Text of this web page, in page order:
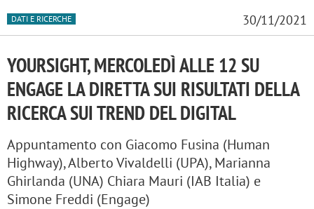
DATI E RICERCHE 30/11/2021
YOURSIGHT, MERCOLEDÌ ALLE 12 SU
ENGAGE LA DIRETTA SUI RISULTATI DELLA
RICERCA SUI TREND DEL DIGITAL
Appuntamento con Giacomo Fusina (Human
Highway), Alberto Vivaldelli (UPA), Marianna
Ghirlanda (UNA) Chiara Mauri (IAB Italia) e
Simone Freddi (Engage)